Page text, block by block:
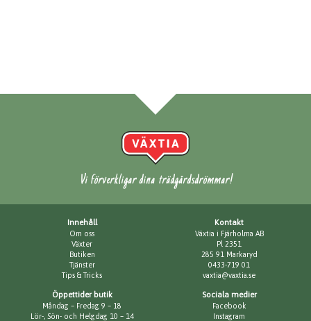
Vi förverkligar dina trädgårdsdrömmar!
Innehåll
Om oss
Växter
Butiken
Tjänster
Tips & Tricks
Kontakt
Växtia i Fjärholma AB
Pl 2351
285 91 Markaryd
0433-719 01
vaxtia@vaxtia.se
Öppettider butik
Måndag – Fredag 9 – 18
Lör-, Sön- och Helgdag 10 – 14
Sociala medier
Facebook
Instagram